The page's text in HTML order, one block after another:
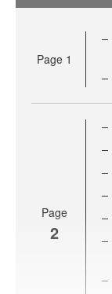
Page 1
Page
2